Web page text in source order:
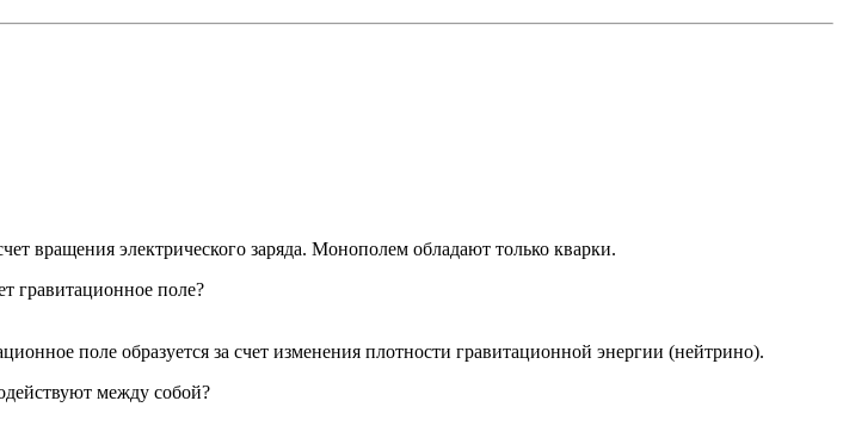
вращения электрического заряда. Монополем обладают только кварки.
гравитационное поле?
поле образуется за счет изменения плотности гравитационной энергии (нейтрино).
между собой?